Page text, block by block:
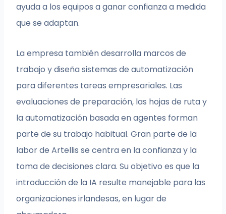
ayuda a los equipos a ganar confianza a medida
que se adaptan.
La empresa también desarrolla marcos de
trabajo y diseña sistemas de automatización
para diferentes tareas empresariales. Las
evaluaciones de preparación, las hojas de ruta y
la automatización basada en agentes forman
parte de su trabajo habitual. Gran parte de la
labor de Artellis se centra en la confianza y la
toma de decisiones clara. Su objetivo es que la
introducción de la IA resulte manejable para las
organizaciones irlandesas, en lugar de